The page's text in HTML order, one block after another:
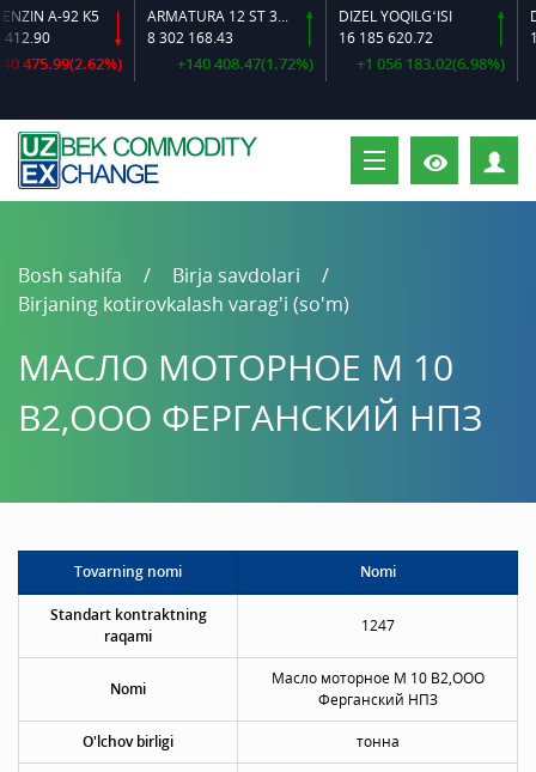
A-92 K5
ARMATURA 12 ST 35 GS O‘LCHAMLI
8 302 168.43
+140 408.47(1.72%)
DIZEL YOQILG‘ISI
16 185 620.72
+1 056 183.02(6.98%)
Bosh sahifa
Birja savdolari
Birjaning kotirovkalash varag'i (so'm)
МАСЛО МОТОРНОЕ М 10
В2,ООО ФЕРГАНСКИЙ НПЗ
Tovarning nomi Nomi
Standart kontraktning
raqami
1247
Nomi
Масло моторное М 10 В2,ООО
Ферганский НПЗ
O'lchov birligi тонна